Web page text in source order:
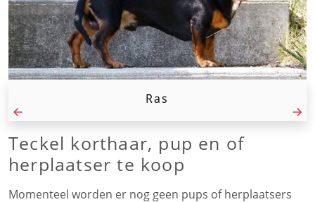
Ras
Teckel korthaar, pup en of
herplaatser te koop
Momenteel worden er nog geen pups of herplaatsers